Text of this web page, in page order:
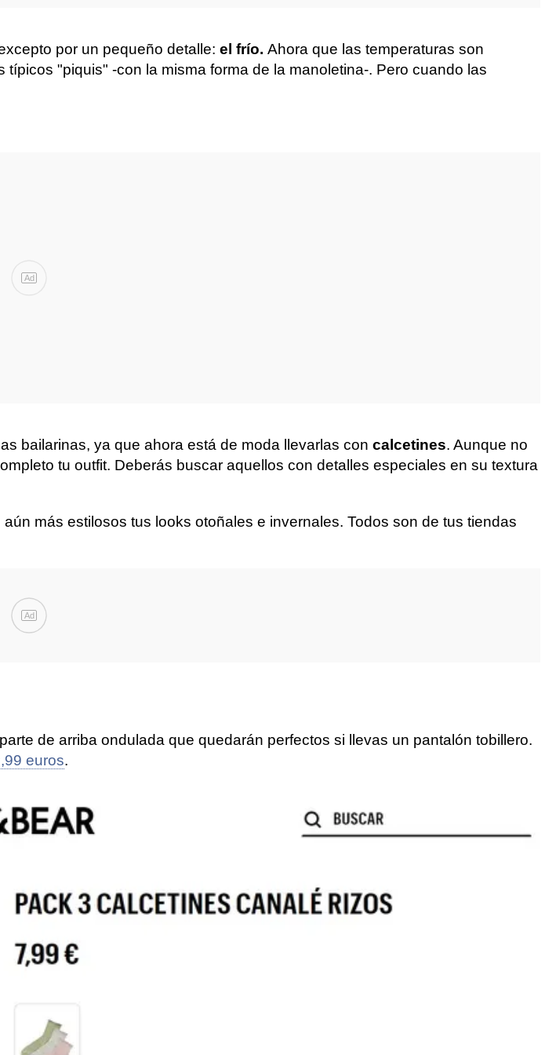
por un pequeño detalle: el frío. Ahora que las temperaturas son
"piquis" -con la misma forma de la manoletina-. Pero cuando las
Ad
bailarinas, ya que ahora está de moda llevarlas con calcetines. Aunque no
tu outfit. Deberás buscar aquellos con detalles especiales en su textura
más estilosos tus looks otoñales e invernales. Todos son de tus tiendas
Ad
de arriba ondulada que quedarán perfectos si llevas un pantalón tobillero.
euros.